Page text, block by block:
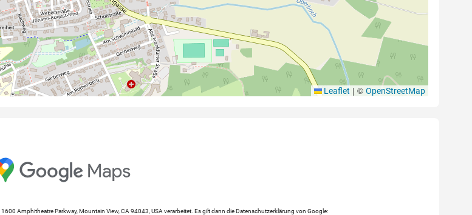
Leaflet | ©OpenStreetMap
Amphitheatre Parkway, Mountain View, CA 94043, USA verarbeitet. Es gilt dann die Datenschutzerklärung von Google: